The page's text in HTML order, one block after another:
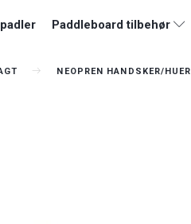
Paddleboard tilbehør
NEOPREN HANDSKER/HUER